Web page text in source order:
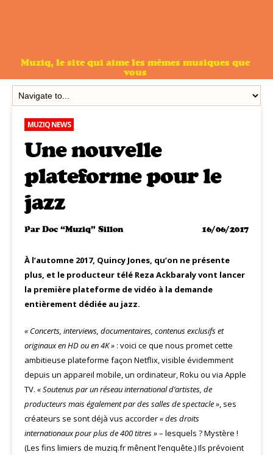
Muziq, le site qui aime les mêmes musiques que
vous
MUZIQ NEWS
Une nouvelle
plateforme pour le
jazz
ParDoc “Muziq” Sillon 16/06/2017
À l’automne 2017, Quincy Jones, qu’on ne présente
plus, et le producteur télé Reza Ackbaraly vont lancer
la première plateforme de vidéo à la demande
entièrement dédiée au jazz.
« Concerts, interviews, documentaires, contenus exclusifs et
originaux en HD ou en 4K » : voici ce que nous promet cette
ambitieuse plateforme façon Netflix, visible évidemment
depuis un appareil mobile, un ordinateur, Roku ou via Apple
TV. « Soutenus par un réseau international d’artistes, de
producteurs mais également par des salles de spectacle », ses
créateurs se sont déjà vus accorder« des droits
internationaux pour plus de 400 titres »– lesquels ? Mystère !
(Les fins limiers de muziq.fr mênent l’enquête.) Ils prévoient